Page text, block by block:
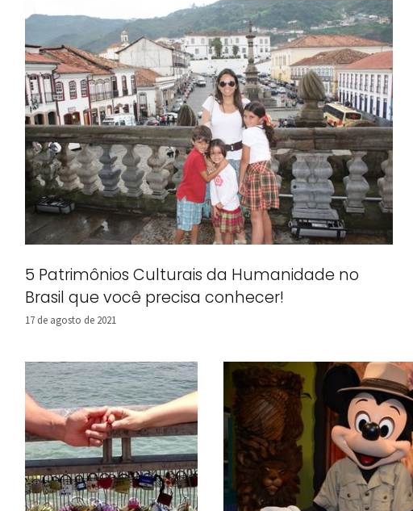
5 Patrimônios Culturais da Humanidade no
Brasil que você precisa conhecer!
17 de agosto de 2021